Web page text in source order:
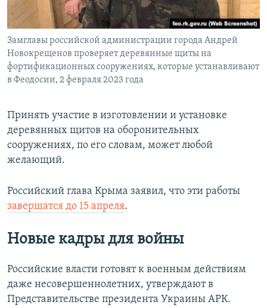
Замглавы российской администрации города Андрей
Новокрещенов проверяет деревянные щиты на
фортификационных сооружениях, которые устанавливают
в Феодосии, 2 февраля 2023 года
Принять участие в изготовлении и установке
деревянных щитов на оборонительных
сооружениях, по его словам, может любой
желающий.
Российский глава Крыма заявил, что эти работы
завершатся до 15 апреля.
Новые кадры для войны
Российские власти готовят к военным действиям
даже несовершеннолетних, утверждают в
Представительстве президента Украины АРК.